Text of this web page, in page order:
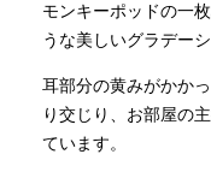
モンキーポッドの一
うな美しいグラデー
耳部分の黄みがかか
り交じり、お部屋の
ています。